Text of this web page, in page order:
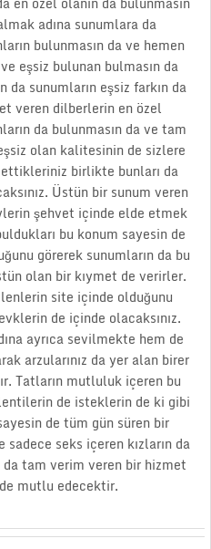
adına sunumlara da
bulunmasın da ve hemen
eşsiz bulunan bulmasın da
da sunumların eşsiz farkın da
veren dilberlerin en özel
da bulunmasın da ve tam
olan kalitesinin de sizlere
birlikte bunları da
Üstün bir sunum veren
şehvet içinde elde etmek
bu konum sayesin de
görerek sunumların da bu
olan bir kıymet de verirler.
site içinde olduğunu
de içinde olacaksınız.
ayrıca sevilmekte hem de
arzularınız da yer alan birer
Tatların mutluluk içeren bu
de isteklerin de ki gibi
de tüm gün süren bir
seks içeren kızların da
tam verim veren bir hizmet
mutlu edecektir.